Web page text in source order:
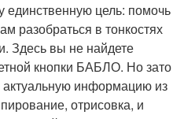
единственную цель: помочь
разобраться в тонкостях
Здесь вы не найдете
кнопки БАБЛО. Но зато
актуальную информацию из
отрисовка, и